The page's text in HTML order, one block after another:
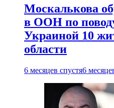
Москалькова
в ООН по
Украиной 10
области
6 месяцев спустя6